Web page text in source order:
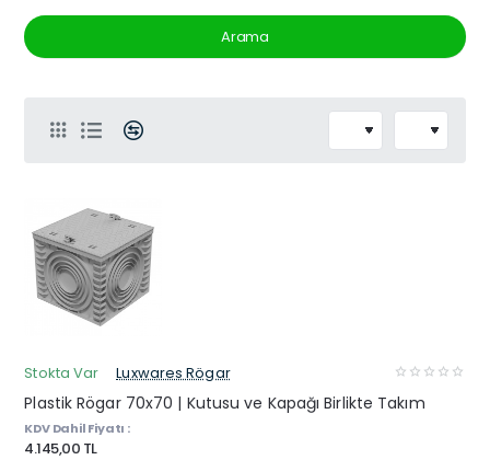
Arama
Stokta Var Luxwares Rögar
Plastik Rögar 70x70 | Kutusu ve Kapağı Birlikte Takım
KDV Dahil Fiyatı :
4.145,00 TL